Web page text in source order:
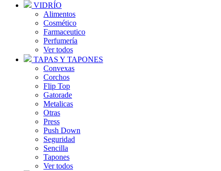
VIDRÍO
Alimentos
Cosmético
Farmaceutico
Perfumería
Ver todos
TAPAS Y TAPONES
Convexas
Corchos
Flip Top
Gatorade
Metalicas
Otras
Press
Push Down
Seguridad
Sencilla
Tapones
Ver todos